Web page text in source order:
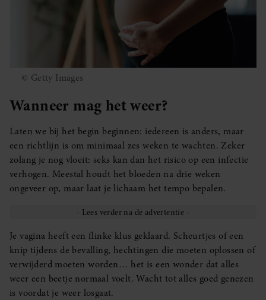
© Getty Images
Wanneer mag het weer?
Laten we bij het begin beginnen: iedereen is anders, maar
een richtlijn is om minimaal zes weken te wachten. Zeker
zolang je nog vloeit: seks kan dan het risico op een infectie
verhogen. Meestal houdt het bloeden na drie weken
ongeveer op, maar laat je lichaam het tempo bepalen.
Je vagina heeft een flinke klus geklaard. Scheurtjes of een
knip tijdens de bevalling, hechtingen die moeten oplossen of
verwijderd moeten worden… het is een wonder dat alles
weer een beetje normaal voelt. Wacht tot alles goed genezen
is voordat je weer losgaat.